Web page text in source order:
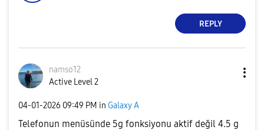
REPLY
namso12
Active Level 2
‎04-01-2026 09:49 PM in Galaxy A
Telefonun menüsünde 5g fonksiyonu aktif değil 4.5 g